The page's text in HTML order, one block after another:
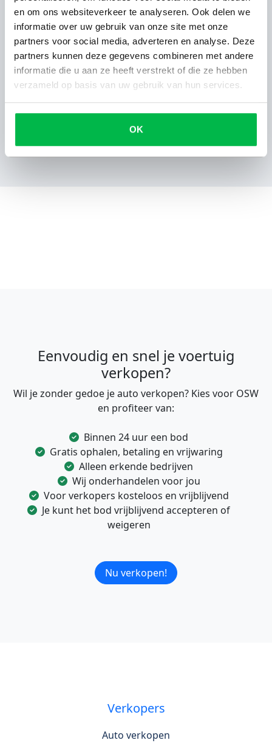
en om ons websiteverkeer te analyseren. Ook delen we
informatie over uw gebruik van onze site met onze
partners voor social media, adverteren en analyse. Deze
partners kunnen deze gegevens combineren met andere
informatie die u aan ze heeft verstrekt of die ze hebben
verzameld op basis van uw gebruik van hun services.
OK
Service
10
Klantvriendelijk
10
Bereikbaarheid
10
Totaalcijfer bedrijf: 10
Aanbevolen door
klant
Erg goed geholpen Fijne mensen
Eenvoudig en snel je voertuig
verkopen?
Wil je zonder gedoe je auto verkopen? Kies voor OSW
en profiteer van:
Binnen 24 uur een bod
Gratis ophalen, betaling en vrijwaring
Alleen erkende bedrijven
Wij onderhandelen voor jou
Voor verkopers kosteloos en vrijblijvend
Je kunt het bod vrijblijvend accepteren of
weigeren
Nu verkopen!
Verkopers
Auto verkopen